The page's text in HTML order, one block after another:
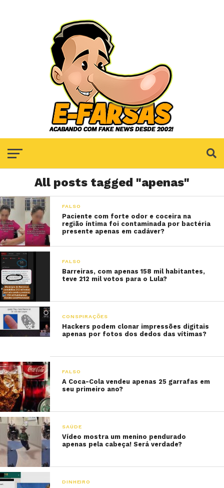
All posts tagged "apenas"
FALSO
Paciente com forte odor e coceira na
região íntima foi contaminada por bactéria
presente apenas em cadáver?
FALSO
Barreiras, com apenas 158 mil habitantes,
teve 212 mil votos para o Lula?
CONSPIRAÇÕES
Hackers podem clonar impressões digitais
apenas por fotos dos dedos das vítimas?
FALSO
A Coca-Cola vendeu apenas 25 garrafas em
seu primeiro ano?
SAÚDE
Vídeo mostra um menino pendurado
apenas pela cabeça! Será verdade?
DINHEIRO